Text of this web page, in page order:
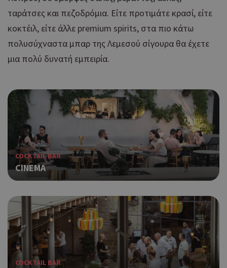
ταράτσες και πεζοδρόμια. Είτε προτιμάτε κρασί, είτε
κοκτέιλ, είτε άλλε premium spirits, στα πιο κάτω
πολυσύχναστα μπαρ της Λεμεσού σίγουρα θα έχετε
μια πολύ δυνατή εμπειρία.
COCKTAIL BAR
CINEMA
COCKTAIL BAR